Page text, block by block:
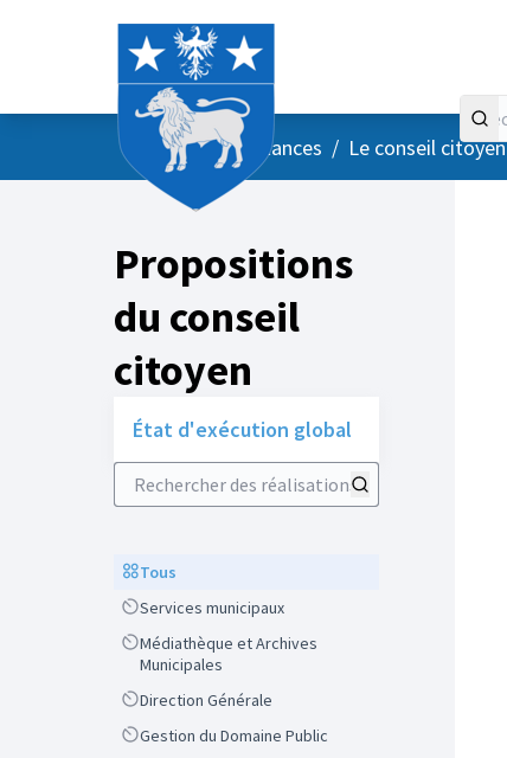
AccueilMenu principal
/ Vos instances / Le conseil citoyen
Propositions
du conseil
citoyen
État d'exécution global
Rechercher des réalisations
ScopeTous
ScopeServices municipaux
Scope
Médiathèque et Archives
Municipales
ScopeDirection Générale
ScopeGestion du Domaine Public